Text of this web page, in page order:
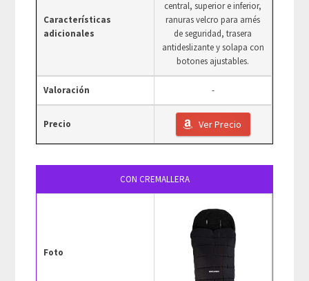
Características
adicionales
central, superior e inferior,
ranuras velcro para arnés
de seguridad, trasera
antideslizante y solapa con
botones ajustables.
Valoración -
Precio Ver Precio
CON CREMALLERA
Foto